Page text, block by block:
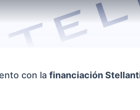
con la financiación